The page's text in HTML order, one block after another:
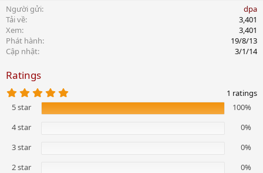
Người gửi
dpa
Tải về
3,401
Xem
3,401
Phát hành
19/8/13
Cập nhật
3/1/14
Ratings
.
0
0
1 ratings
5 star
100%
4 star
0%
3 star
0%
2 star
0%